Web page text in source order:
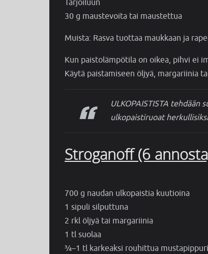
Tarjoiluun
30 g maustevoita tai maustettua
Muista: Rasva tuottaa maukkaan ja
Kun paistolämpötila on oikea, pihvi ei
Käytä paistamiseen öljyä, margariinia
ULKOPAISTISTA
ulkopaistiruoat
Stroganoff (6
700 g naudan ulkopaistia kuutioina
1 sipuli silputtuna
2 rkl öljyä tai margariinia
1 tl suolaa
¾–1 tl karkeaksi rouhittua